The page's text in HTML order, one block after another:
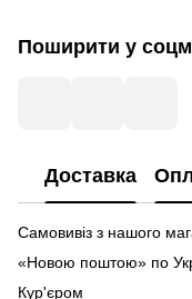
Поширити у
Доставка
Самовивіз з нашого
«Новою поштою» по
Кур'єром